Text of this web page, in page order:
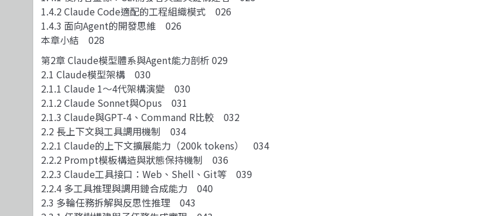
1.4.2 Claude Code適配的工程組織模式 026
1.4.3 面向Agent的開發思維 026
本章小結 028
第2章 Claude模型體系與Agent能力剖析 029
2.1 Claude模型架構 030
2.1.1 Claude 1～4代架構演變 030
2.1.2 Claude Sonnet與Opus 031
2.1.3 Claude與GPT-4、Command R比較 032
2.2 長上下文與工具調用機制 034
2.2.1 Claude的上下文擴展能力（200k tokens） 034
2.2.2 Prompt模板構造與狀態保持機制 036
2.2.3 Claude工具接口：Web、Shell、Git等 039
2.2.4 多工具推理與調用鏈合成能力 040
2.3 多輪任務拆解與反思性推理 043